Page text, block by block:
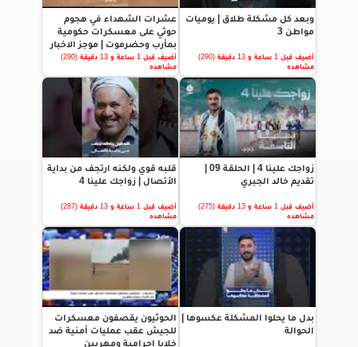
وبعد كل مشكلة طلاق | يوميات
مواطن 3
أضيف قبل 1 ساعة و 13 دقيقة (290)
مشاهده
عشرات الشهداء في هجوم
حوثي على معسكرات حكومية
بمأرب وحضرموت | موجز الاخبار
أضيف قبل 1 ساعة و 13 دقيقة (290)
مشاهده
تقديم خالد الجبري
أضيف قبل 1 ساعة و 13 دقيقة (275)
مشاهده
قلبه قوي ولكنه ارتجف من بداية
الأتصال | زواجك علينا 4
أضيف قبل 1 ساعة و 13 دقيقة (287)
مشاهده
بدل ما يحلوا المشكلة عكسوها |
الحوالة
الحوثيون يقصفون معسكرات
للجيش عقب عمليات أمنية ضد
خلايا إجرامية ومهربين